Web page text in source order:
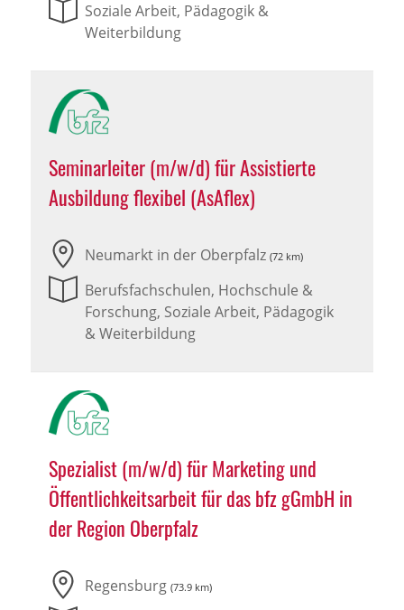
Soziale Arbeit, Pädagogik &
Weiterbildung
Seminarleiter (m/w/d) für Assistierte
Ausbildung flexibel (AsAflex)
Neumarkt in der Oberpfalz (72 km)
Berufsfachschulen, Hochschule &
Forschung, Soziale Arbeit, Pädagogik
& Weiterbildung
Spezialist (m/w/d) für Marketing und
Öffentlichkeitsarbeit für das bfz gGmbH in
der Region Oberpfalz
Regensburg (73.9 km)